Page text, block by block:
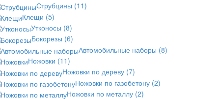
Струбцины (11)
Клещи (5)
Утконосы (8)
Бокорезы (6)
Автомобильные наборы (8)
Ножовки (11)
Ножовки по дереву (7)
Ножовки по газобетону (2)
Ножовки по металлу (2)